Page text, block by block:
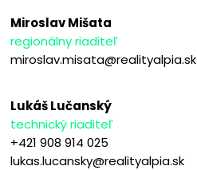
Miroslav Mišata
regionálny riaditeľ
miroslav.misata@realityalpia.sk
Lukáš Lučanský
technický riaditeľ
+421 908 914 025
lukas.lucansky@realityalpia.sk